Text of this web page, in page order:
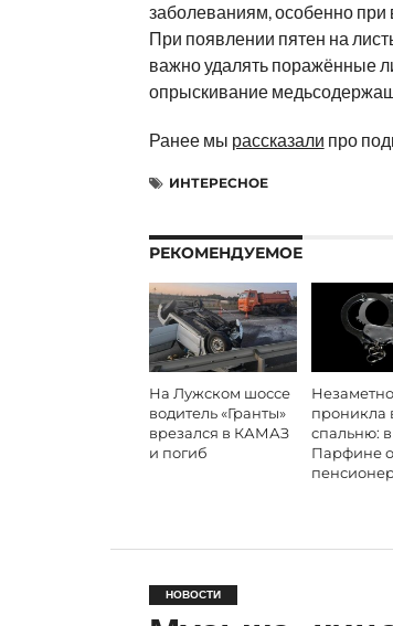
заболеваниям, особенно при
При появлении пятен на
важно удалять поражённые
опрыскивание
Ранее мы рассказали про
ИНТЕРЕСНОЕ
РЕКОМЕНДУЕМОЕ
На Лужском шоссе
водитель «Гранты»
врезался в КАМАЗ
и погиб
Незаметно
проникла
спальню: в
Парфине
НОВОСТИ